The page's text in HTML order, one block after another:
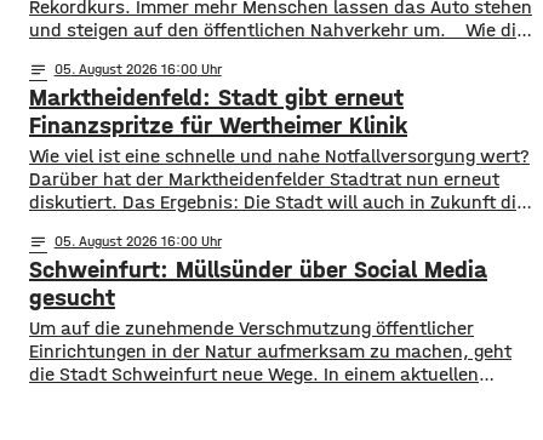
Rekordkurs. Immer mehr Menschen lassen das Auto stehen
und steigen auf den öffentlichen Nahverkehr um. ​Wie die
so viele Fahrgäste transportiert wie nie zuvor. Insgesamt
waren knapp 18 Millionen Menschen im öffentlichen
Nahverkehr unterwegs. ​Besonders deutlich zeigt sich
notes 05. August 2026 16:00
Marktheidenfeld: Stadt gibt erneut
Finanzspritze für Wertheimer Klinik
​​Wie viel ist eine schnelle und nahe Notfallversorgung wert?
Darüber hat der Marktheidenfelder Stadtrat nun erneut
diskutiert. Das Ergebnis: Die Stadt will auch in Zukunft die
finanziell unterstützen. ​Über 31.000 Euro fließen in
diesem Jahr an den entsprechenden Förderverein des
Krankenhauses. Denn: Allein im letzten Jahr haben sich
120 Menschen aus Marktheidenfeld
notes 05. August 2026 16:00
Schweinfurt: Müllsünder über Social Media
gesucht
Um auf die zunehmende Verschmutzung öffentlicher
Einrichtungen in der Natur aufmerksam zu machen, geht
die Stadt Schweinfurt neue Wege. In einem aktuellen